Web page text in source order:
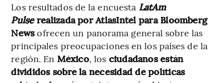
Los resultados de la encuesta LatAm
Pulserealizada por AtlasIntel para Bloomberg
Newsofrecen un panorama general sobre las
principales preocupaciones en los países de la
región. En México, los ciudadanos están
divididos sobre la necesidad de políticas